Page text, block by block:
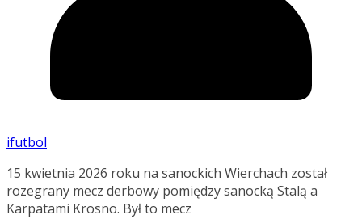
ifutbol
15 kwietnia 2026 roku na sanockich Wierchach został
rozegrany mecz derbowy pomiędzy sanocką Stalą a
Karpatami Krosno. Był to mecz